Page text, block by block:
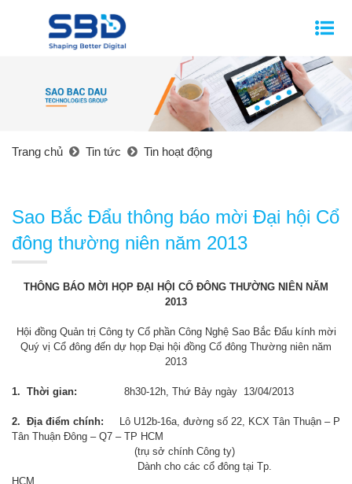
Trang chủ Tin tức Tin hoạt động
Sao Bắc Đẩu thông báo mời Đại hội Cổ
đông thường niên năm 2013
THÔNG BÁO MỜI HỌP ĐẠI HỘI CỔ ĐÔNG THƯỜNG NIÊN NĂM
2013
Hội đồng Quản trị Công ty Cổ phần Công Nghệ Sao Bắc Đẩu kính mời
Quý vị Cổ đông đến dự họp Đại hội đồng Cổ đông Thường niên năm
2013
1. Thời gian: 8h30-12h, Thứ Bảy ngày 13/04/2013
2. Địa điểm chính:
Lô U12b-16a, đường số 22, KCX Tân Thuận – P
Tân Thuận Đông – Q7 – TP HCM
(trụ sở chính Công ty)
Dành cho các cổ đông tại Tp.
HCM